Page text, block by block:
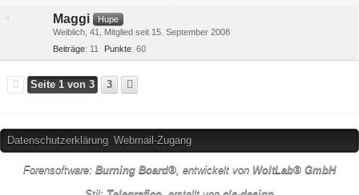
Maggi
Hupe
Weiblich 41
Mitglied seit 15. September 2008
Beiträge 11 Punkte 60
Seite 1 von 3 3
Datenschutzerklärung Webmail-Zugang
Forensoftware: Burning Board®, entwickelt von WoltLab® GmbH